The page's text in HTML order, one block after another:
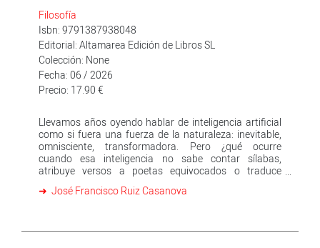
Filosofía
Isbn: 9791387938048
Editorial: Altamarea Edición de Libros SL
Colección: None
Fecha: 06 / 2026
Precio: 17.90 €
Llevamos años oyendo hablar de inteligencia artificial
como si fuera una fuerza de la naturaleza: inevitable,
omnisciente, transformadora. Pero ¿qué ocurre
cuando esa inteligencia no sabe contar sílabas,
atribuye versos a poetas equivocados o traduce
autor, una lengua, una historia? José Francisco Ruiz
inseparable, su propia ignorancia artificial. Y que nadie,
José Francisco Ruiz Casanova